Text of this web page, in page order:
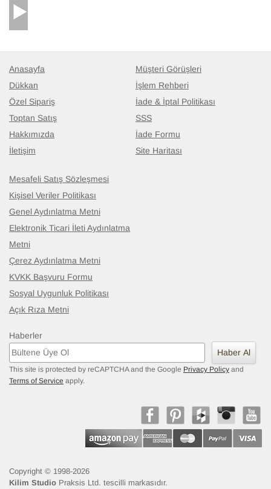
Çok Renkli Yeni Kök Boya El Dokuma Yolluk Kilim- K0050327
136 cm x 587 cm
Anasayfa
Dükkan
Özel Sipariş
Toptan Satış
Hakkımızda
İletişim
Müşteri Görüşleri
İşlem Rehberi
İade & İptal Politikası
SSS
İade Formu
Site Haritası
Mesafeli Satış Sözleşmesi
Kişisel Veriler Politikası
Genel Aydınlatma Metni
Elektronik Ticari İleti Aydınlatma
Metni
Çerez Aydınlatma Metni
KVKK Başvuru Formu
Sosyal Uygunluk Politikası
Açık Rıza Metni
Haberler
Haber Al
This site is protected by reCAPTCHA and the Google Privacy Policy and
Terms of Service apply.
Copyright © 1998-2026
Kilim Studio Praksis Ltd. tescilli markasıdır.